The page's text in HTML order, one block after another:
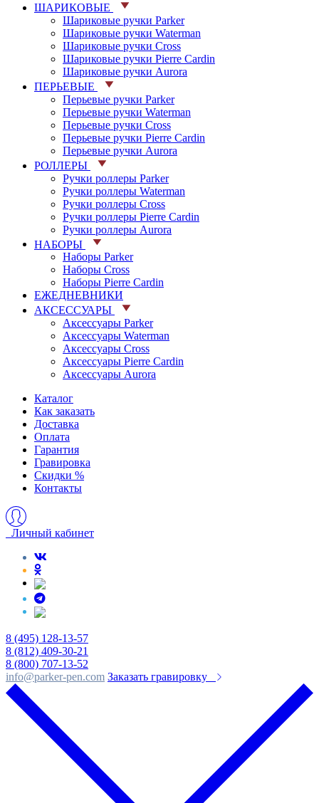
ШАРИКОВЫЕ
Шариковые ручки Parker
Шариковые ручки Waterman
Шариковые ручки Cross
Шариковые ручки Pierre Cardin
Шариковые ручки Aurora
ПЕРЬЕВЫЕ
Перьевые ручки Parker
Перьевые ручки Waterman
Перьевые ручки Cross
Перьевые ручки Pierre Cardin
Перьевые ручки Aurora
РОЛЛЕРЫ
Ручки роллеры Parker
Ручки роллеры Waterman
Ручки роллеры Cross
Ручки роллеры Pierre Cardin
Ручки роллеры Aurora
НАБОРЫ
Наборы Parker
Наборы Cross
Наборы Pierre Cardin
ЕЖЕДНЕВНИКИ
АКСЕССУАРЫ
Аксессуары Parker
Аксессуары Waterman
Аксессуары Cross
Аксессуары Pierre Cardin
Аксессуары Aurora
Каталог
Как заказать
Доставка
Оплата
Гарантия
Гравировка
Скидки %
Контакты
Личный кабинет
8 (495) 128-13-57
8 (812) 409-30-21
8 (800) 707-13-52
info@parker-pen.com Заказать гравировку